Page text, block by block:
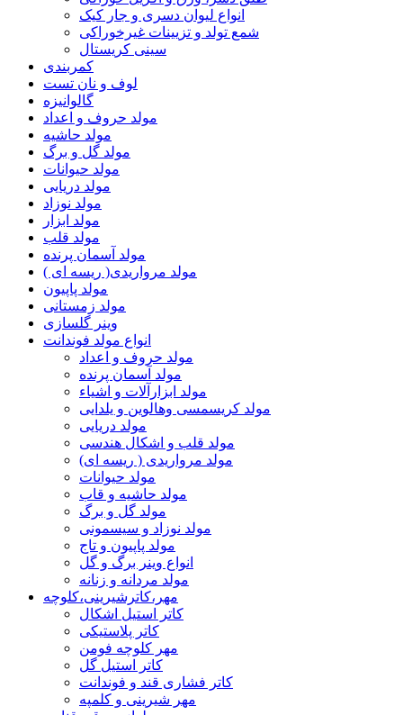
انواع لیوان دسری و جار کیک
شمع تولد و تزیینات غیرخوراکی
سینی کریستال
کمربندی
لوف و نان تست
گالوانیزه
مولد حروف و اعداد
مولد حاشیه
مولد گل و برگ
مولد حیوانات
مولد دریایی
مولد نوزاد
مولد ابزار
مولد قلب
مولد آسمان پرنده
مولد مرواریدی( ریسه ای )
مولد پاپیون
مولد زمستانی
وینر گلسازی
انواع مولد فوندانت
مولد حروف و اعداد
مولد آسمان پرنده
مولد ابزارآلات و اشیاء
مولد کریسمسی وهالوین و یلدایی
مولد دریایی
مولد قلب و اشکال هندسی
مولد مرواریدی ( ریسه ای)
مولد حیوانات
مولد حاشیه و قاب
مولد گل و برگ
مولد نوزاد و سیسمونی
مولد پاپیون و تاج
انواع وینر برگ و گل
مولد مردانه و زنانه
مهر،کاترشیرینی،کلوچه
کاتر استیل اشکال
کاتر پلاستیکی
مهر کلوچه فومن
کاتر استیل گل
کاتر فشاری قند و فوندانت
مهر شیرینی و کلمپه